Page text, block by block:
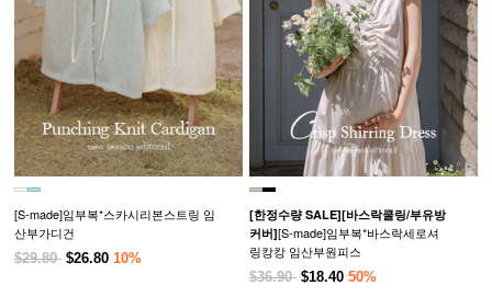
[S-made]임부복*스카시리본스트링 임
산부가디건
$29.80 $26.80 10%
[한정수량 SALE][바스락쿨링/부유방
커버][S-made]임부복*바스락세로셔
링캉캉 임산부원피스
$36.90 $18.40 50%